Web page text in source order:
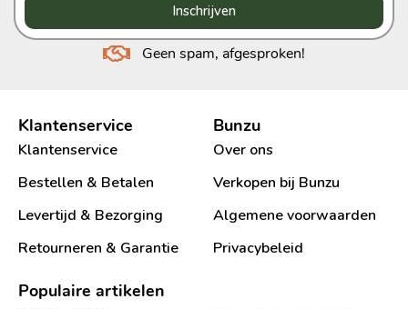
Inschrijven
Geen spam, afgesproken!
Klantenservice
Klantenservice
Bestellen & Betalen
Levertijd & Bezorging
Retourneren & Garantie
Bunzu
Over ons
Verkopen bij Bunzu
Algemene voorwaarden
Privacybeleid
Populaire artikelen